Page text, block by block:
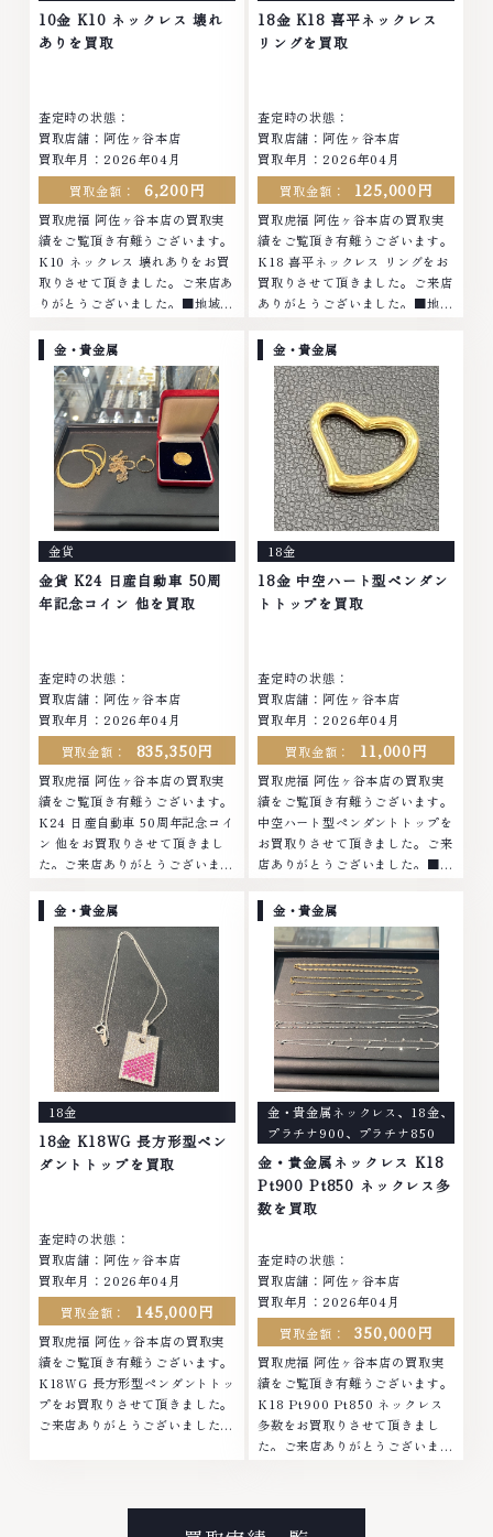
他店ではお値段の付かなかったお
品物でも、一点一点丁寧に無料で
中無休
品物でも、一点一点丁寧に無料で
査定します。お気軽にご連絡くだ
10金 K10 ネックレス 壊れ
ありを買取
査定時の状態：
買取店舗：阿佐ヶ谷本店
買取年月：2026年04月
買取金額：
6,200円
買取虎福 阿佐ヶ谷本店の買取実
績をご覧頂き有難うございます。
K10 ネックレス 壊れありをお買
取りさせて頂きました。ご来店あ
りがとうございました。■地域買
モンド ブランド品 ブランド衣類
お酒買取りのことなら、お任せく
ださいなかでも金・プラチナ等の
アクセサリー・貴金属・宝石・ダ
イヤモンド・ジュエリーや ブラ
ンド品・時計等は特に自信を持っ
て、高額査定を実現しておりま
す。 古くて使わなくなってしま
ったアクセサリー、動かなくなっ
てしまった腕時計、多くのお品物
の高価買取りを実現しており、他
店ではお値段の付かなかったお品
物でも、一点一点丁寧に無料で査
無休
18金 K18 喜平ネックレス
リングを買取
査定時の状態：
買取店舗：阿佐ヶ谷本店
買取年月：2026年04月
買取金額：
125,000円
買取虎福 阿佐ヶ谷本店の買取実
績をご覧頂き有難うございます。
K18 喜平ネックレス リングをお
買取りさせて頂きました。ご来店
ありがとうございました。■地域
ヤモンド ブランド品 ブランド衣
類 お酒買取りのことなら、お任
せくださいなかでも金・プラチナ
等のアクセサリー・貴金属・宝
石・ダイヤモンド・ジュエリーや
ブランド品・時計等は特に自信を
持って、高額査定を実現しており
ます。 古くて使わなくなってし
まったアクセサリー、動かなくな
ってしまった腕時計、多くのお品
物の高価買取りを実現しており、
他店ではお値段の付かなかったお
品物でも、一点一点丁寧に無料で
中無休
金・貴金属
金貨
金貨 K24 日産自動車 50周
年記念コイン 他を買取
査定時の状態：
買取店舗：阿佐ヶ谷本店
買取年月：2026年04月
買取金額：
835,350円
買取虎福 阿佐ヶ谷本店の買取実
績をご覧頂き有難うございます。
K24 日産自動車 50周年記念コイ
ン 他をお買取りさせて頂きまし
た。ご来店ありがとうございまし
ラチナ ダイヤモンド ブランド品
ブランド衣類 お酒買取りのこと
なら、お任せくださいなかでも
金・プラチナ等のアクセサリー・
貴金属・宝石・ダイヤモンド・ジ
ュエリーや ブランド品・時計等
は特に自信を持って、高額査定を
実現しております。 古くて使わ
なくなってしまったアクセサリ
ー、動かなくなってしまった腕時
計、多くのお品物の高価買取りを
実現しており、他店ではお値段の
付かなかったお品物でも、一点一
～19:00定休日: 年中無休
金・貴金属
18金
18金 中空ハート型ペンダン
トトップを買取
査定時の状態：
買取店舗：阿佐ヶ谷本店
買取年月：2026年04月
買取金額：
11,000円
買取虎福 阿佐ヶ谷本店の買取実
績をご覧頂き有難うございます。
中空ハート型ペンダントトップを
お買取りさせて頂きました。ご来
店ありがとうございました。■地
イヤモンド ブランド品 ブランド
衣類 お酒買取りのことなら、お
任せくださいなかでも金・プラチ
ナ等のアクセサリー・貴金属・宝
石・ダイヤモンド・ジュエリーや
ブランド品・時計等は特に自信を
持って、高額査定を実現しており
ます。 古くて使わなくなってし
まったアクセサリー、動かなくな
ってしまった腕時計、多くのお品
物の高価買取りを実現しており、
他店ではお値段の付かなかったお
品物でも、一点一点丁寧に無料で
査定します。お気軽にご連絡くだ
さい。TEL: 0120-959-764営
業時間: 10:00～19:00定休日: 年
金・貴金属
18金
18金 K18WG 長方形型ペン
ダントトップを買取
査定時の状態：
買取店舗：阿佐ヶ谷本店
買取年月：2026年04月
買取金額：
145,000円
買取虎福 阿佐ヶ谷本店の買取実
績をご覧頂き有難うございます。
K18WG 長方形型ペンダントトッ
プをお買取りさせて頂きました。
ご来店ありがとうございました。
ら、お任せくださいなかでも金・
プラチナ等のアクセサリー・貴金
金・貴金属
金・貴金属ネックレス 、 18金、
プラチナ900、 プラチナ850
金・貴金属ネックレス K18
Pt900 Pt850 ネックレス多
数を買取
査定時の状態：
買取店舗：阿佐ヶ谷本店
買取年月：2026年04月
買取金額：
350,000円
買取虎福 阿佐ヶ谷本店の買取実
績をご覧頂き有難うございます。
K18 Pt900 Pt850 ネックレス
多数をお買取りさせて頂きまし
た。ご来店ありがとうございまし
ブランド衣類 お酒買取りのこと
なら、お任せくださいなかでも